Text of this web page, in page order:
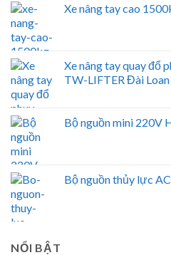
Xe nâng tay cao
Xe nâng tay quay đổ
TW-LIFTER Đài Loan
Bộ nguồn mini 220V
Bộ nguồn thủy lực
NỔI BẬT